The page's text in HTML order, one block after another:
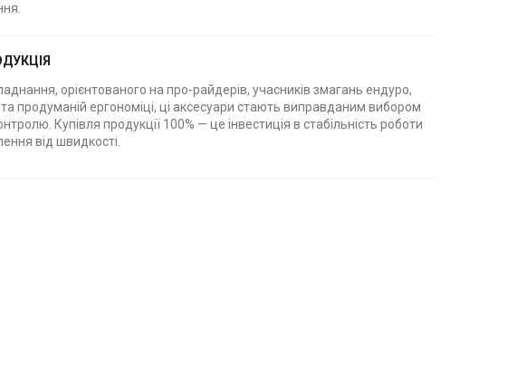
орієнтованого на про-райдерів, учасників змагань ендуро,
продуманій ергономіці, ці аксесуари стають виправданим вибором
Купівля продукції 100% — це інвестиція в стабільність роботи
від швидкості.